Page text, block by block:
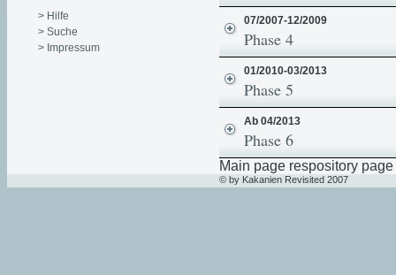
07/2007-12/2009
Phase 4
01/2010-03/2013
Phase 5
Ab 04/2013
Phase 6
Main page respository
> Hilfe
> Suche
> Impressum
© by Kakanien Revisited 2007